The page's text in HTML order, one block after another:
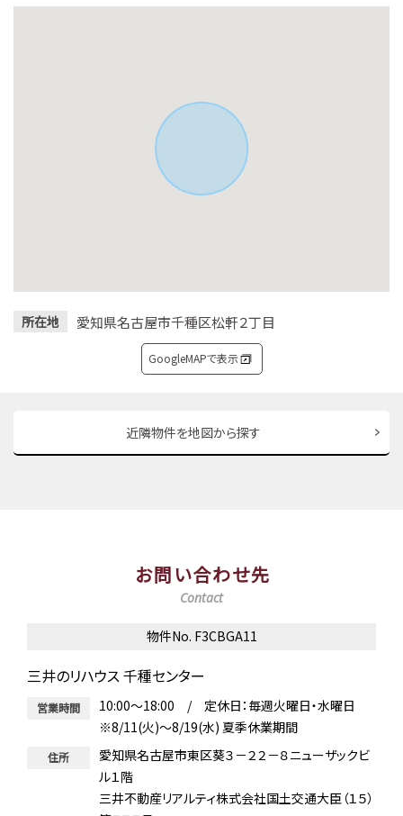
所在地 愛知県名古屋市千種区松軒２丁目
GoogleMAPで表示
近隣物件を地図から探す
お問い合わせ先
Contact
物件No. F3CBGA11
三井のリハウス 千種センター
営業時間
10:00～18:00 / 定休日：毎週火曜日・水曜日
※8/11(火)～8/19(水) 夏季休業期間
住所
愛知県名古屋市東区葵３－２２－８ニューザックビ
ル１階
三井不動産リアルティ株式会社国土交通大臣（１５）